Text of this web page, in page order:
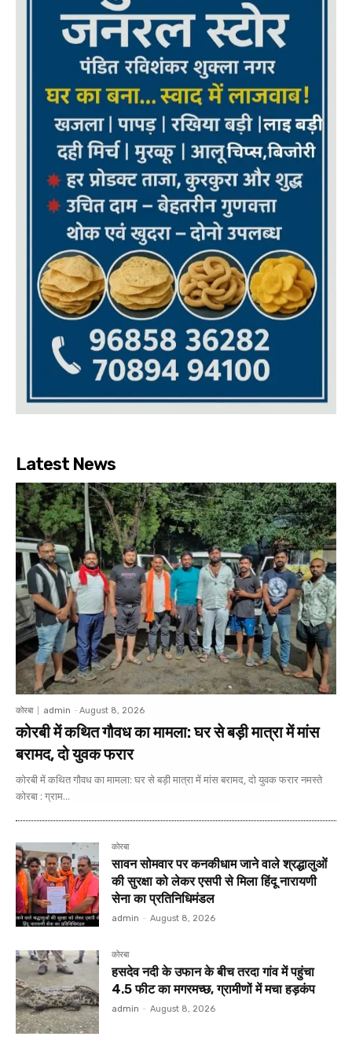
Latest News
कोरबा admin - August 8, 2026
कोरबी में कथित गौवध का मामला: घर से बड़ी मात्रा में मांस
बरामद, दो युवक फरार
कोरबी में कथित गौवध का मामला: घर से बड़ी मात्रा में मांस बरामद, दो युवक फरार नमस्ते
कोरबा : ग्राम...
कोरबा
सावन सोमवार पर कनकीधाम जाने वाले श्रद्धालुओं
की सुरक्षा को लेकर एसपी से मिला हिंदू नारायणी
सेना का प्रतिनिधिमंडल
admin - August 8, 2026
कोरबा
हसदेव नदी के उफान के बीच तरदा गांव में पहुंचा
4.5 फीट का मगरमच्छ, ग्रामीणों में मचा हड़कंप
admin - August 8, 2026